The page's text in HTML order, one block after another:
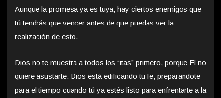
Aunque la promesa ya es tuya, hay ciertos enemigos que
tú tendrás que vencer antes de que puedas ver la
realización de esto.
Dios no te muestra a todos los “itas” primero, porque El no
quiere asustarte. Dios está edificando tu fe, preparándote
para el tiempo cuando tú ya estés listo para enfrentarte a la